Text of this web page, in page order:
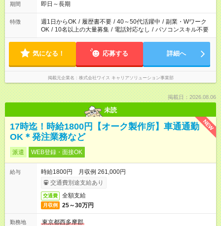
期間 即日～長期
特徴 週1日からOK / 履歴書不要 / 40～50代活躍中 / 副業・Wワーク
OK / 10名以上の大量募集 / 電話対応なし / パソコンスキル不要
気になる！ 応募する 詳細へ
掲載元企業名 株式会社ワイス キャリアソリューション事業部
掲載日：2026.08.06
未読
NEW
17時迄！時給1800円【オーク製作所】車通通勤
OK＊発注業務など
派遣 WEB登録・面接OK
給与
時給1800円 月収例 261,000円
交通費別途支給あり
交通費 全額支給
月収例 25～30万円
勤務地
東京都西多摩郡